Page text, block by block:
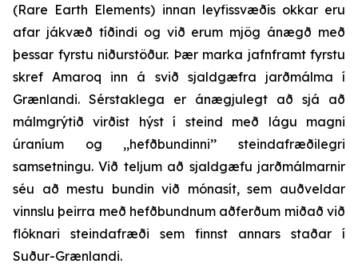
(Rare Earth Elements) innan leyfissvæðis okkar eru
afar jákvæð tíðindi og við erum mjög ánægð með
þessar fyrstu niðurstöður. Þær marka jafnframt fyrstu
skref Amaroq inn á svið sjaldgæfra jarðmálma í
Grænlandi. Sérstaklega er ánægjulegt að sjá að
málmgrýtið virðist hýst í steind með lágu magni
úraníum og ,,hefðbundinni’’ steindafræðilegri
samsetningu. Við teljum að sjaldgæfu jarðmálmarnir
séu að mestu bundin við mónasít, sem auðveldar
vinnslu þeirra með hefðbundnum aðferðum miðað við
flóknari steindafræði sem finnst annars staðar í
Suður-Grænlandi.